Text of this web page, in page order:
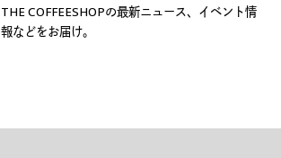
THE COFFEESHOPの最新ニュース、イベント情
報などをお届け。